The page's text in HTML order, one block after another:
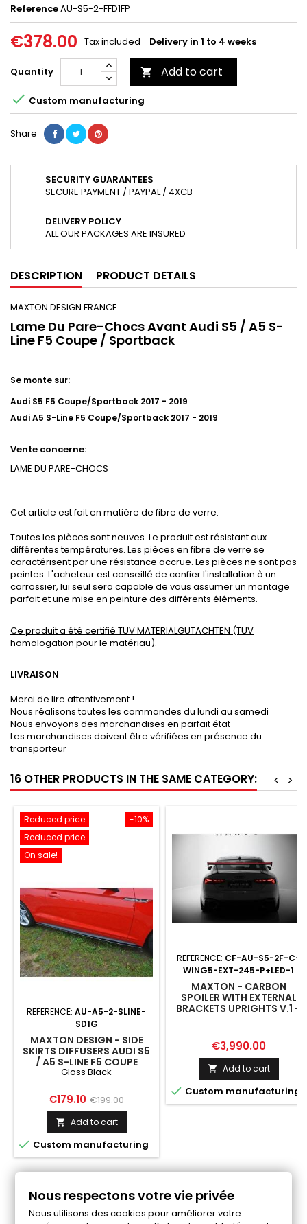
ReferenceAU-S5-2-FFD1FP
€378.00 Tax included Delivery in 1 to 4 weeks
Quantity  Add to cart
 Custom manufacturing
Share
SECURITY GUARANTEES
SECURE PAYMENT / PAYPAL / 4XCB
DELIVERY POLICY
ALL OUR PACKAGES ARE INSURED
DESCRIPTION PRODUCT DETAILS
MAXTON DESIGN FRANCE
Lame Du Pare-Chocs Avant Audi S5 / A5 S-
Line F5 Coupe / Sportback
Se monte sur:
Audi S5 F5 Coupe/Sportback 2017 - 2019
Audi A5 S-Line F5 Coupe/Sportback 2017 - 2019
Vente concerne:
LAME DU PARE-CHOCS
Cet article est fait en matière de fibre de verre.
Toutes les pièces sont neuves. Le produit est résistant aux
différentes températures. Les pièces en fibre de verre se
caractérisent par une résistance accrue. Les pièces ne sont pas
peintes. L'acheteur est conseillé de confier l'installation à un
carrossier, lui seul sera capable de vous assumer un montage
parfait et une mise en peinture des différents éléments.
Ce produit a été certifié TUV MATERIALGUTACHTEN (TUV
homologation pour le matériau).
LIVRAISON
Merci de lire attentivement !
Nous réalisons toutes les commandes du lundi au samedi
Nous envoyons des marchandises en parfait état
Les marchandises doivent être vérifiées en présence du
transporteur
16 OTHER PRODUCTS IN THE SAME CATEGORY: >
<
-10%
Reduced price
Reduced price
On sale!
REFERENCE: AU-A5-2-SLINE-
SD1G
MAXTON DESIGN - SIDE
SKIRTS DIFFUSERS AUDI S5
/ A5 S-LINE F5 COUPE
GLOSS BLACK
Gloss Black
Price
€179.10 Regular
price
€199.00
 Add to cart
 Custom manufacturing
REFERENCE: CF-AU-S5-2F-C-
WING5-EXT-245-P+LED-1
MAXTON - CARBON
SPOILER WITH EXTERNAL
BRACKETS UPRIGHTS V.1 +
FACELIFT
Price
€3,990.00
 Add to cart
 Custom manufacturing
Follow us on Facebook
Nous respectons votre vie privée
Nous utilisons des cookies pour améliorer votre